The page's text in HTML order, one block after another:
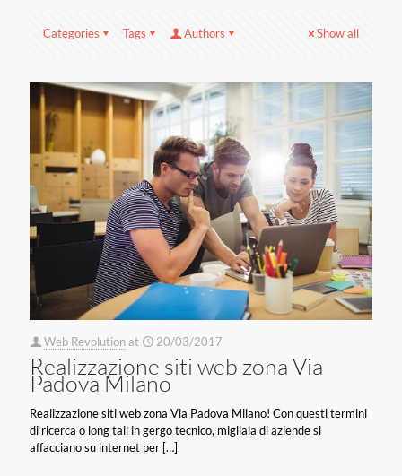
Categories Tags Authors Show all
Web Revolutionat 20/03/2017
Realizzazione siti web zona Via
Padova Milano
Realizzazione siti web zona Via Padova Milano! Con questi termini
di ricerca o long tail in gergo tecnico, migliaia di aziende si
affacciano su internet per […]